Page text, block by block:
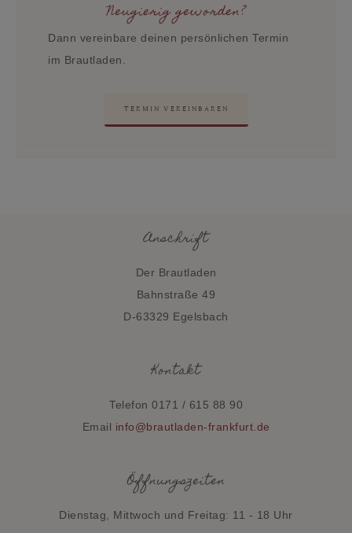
Neugierig geworden?
Dann vereinbare deinen persönlichen Termin
im Brautladen.
TERMIN VEREINBAREN
Anschrift
Der Brautladen
Bahnstraße 49
D-63329 Egelsbach
Kontakt
Telefon 0171 / 615 88 90
Email info@brautladen-frankfurt.de
Öffnungszeiten
Dienstag, Mittwoch und Freitag: 11 - 18 Uhr